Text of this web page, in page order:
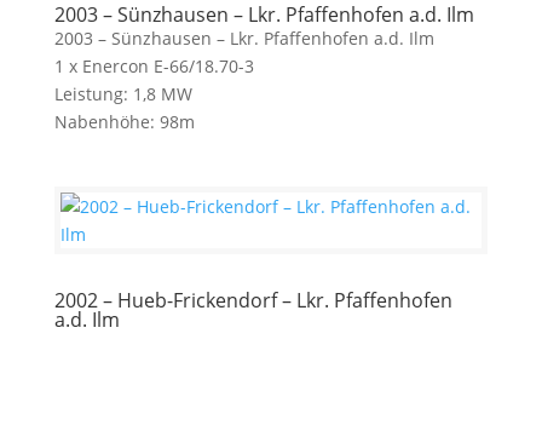
2003 – Sünzhausen – Lkr. Pfaffenhofen a.d. Ilm
2003 – Sünzhausen – Lkr. Pfaffenhofen a.d. Ilm
1 x Enercon E-66/18.70-3
Leistung: 1,8 MW
Nabenhöhe: 98m
2002 – Hueb-Frickendorf – Lkr. Pfaffenhofen
a.d. Ilm